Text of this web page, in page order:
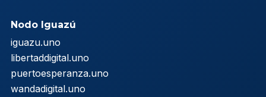
Nodo Iguazú
iguazu.uno
libertaddigital.uno
puertoesperanza.uno
wandadigital.uno